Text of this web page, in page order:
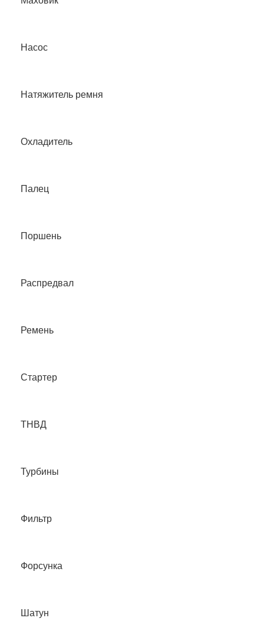
Насос
Натяжитель ремня
Охладитель
Палец
Поршень
Распредвал
Ремень
Стартер
ТНВД
Турбины
Фильтр
Форсунка
Шатун